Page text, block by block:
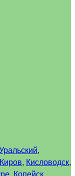
,
Киров, Кисловодск,